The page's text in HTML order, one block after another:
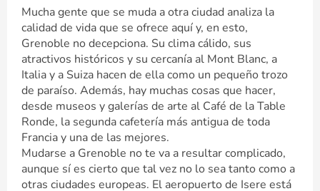
Mucha gente que se muda a otra ciudad analiza la
calidad de vida que se ofrece aquí y, en esto,
Grenoble no decepciona. Su clima cálido, sus
atractivos históricos y su cercanía al Mont Blanc, a
Italia y a Suiza hacen de ella como un pequeño trozo
de paraíso. Además, hay muchas cosas que hacer,
desde museos y galerías de arte al Café de la Table
Ronde, la segunda cafetería más antigua de toda
Francia y una de las mejores.
Mudarse a Grenoble no te va a resultar complicado,
aunque sí es cierto que tal vez no lo sea tanto como a
otras ciudades europeas. El aeropuerto de Isere está